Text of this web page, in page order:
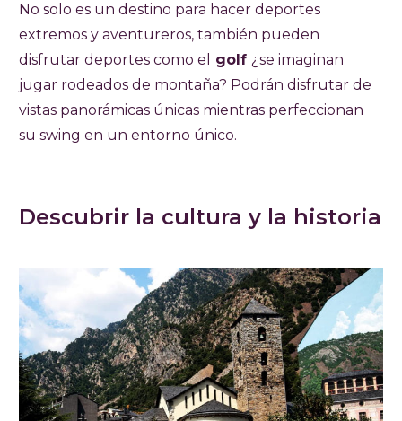
No solo es un destino para hacer deportes
extremos y aventureros, también pueden
disfrutar deportes como el
golf ¿se imaginan
jugar rodeados de montaña? Podrán disfrutar de
vistas panorámicas únicas mientras perfeccionan
su swing en un entorno único.
Descubrir la cultura y la historia